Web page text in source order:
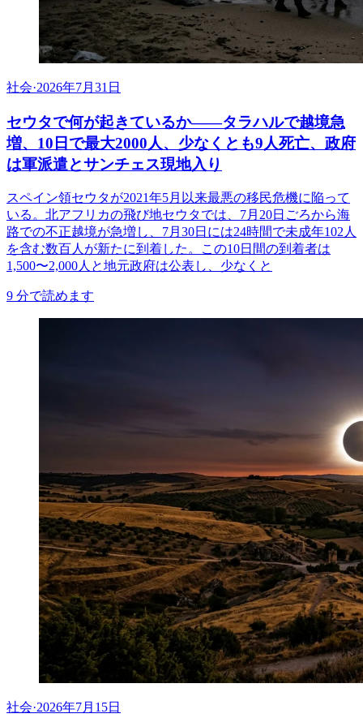
社会·2026年7月31日
セウタで何が起きているか——タラハルで越境急
増、10日で最大2000人、少なくとも9人死亡、政府
は軍派遣とサンチェス現地入り
スペイン領セウタが2021年5月以来最悪の移民危機に陥って
いる。北アフリカの飛び地セウタでは、7月20日ごろから海
路での不正越境が急増し、7月30日には24時間で未成年102人
を含む数百人が新たに到着した。この10日間の到着者は
1,500〜2,000人と地元政府は公表し、少なくと
9 分で読めます
社会·2026年7月15日